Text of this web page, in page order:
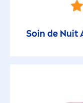
Soin de Nuit